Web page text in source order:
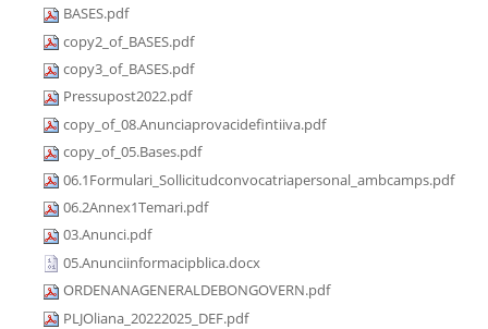
BASES.pdf
copy2_of_BASES.pdf
copy3_of_BASES.pdf
Pressupost2022.pdf
copy_of_08.Anunciaprovacidefintiiva.pdf
copy_of_05.Bases.pdf
06.1Formulari_Sollicitudconvocatriapersonal_ambcamps.pdf
06.2Annex1Temari.pdf
03.Anunci.pdf
05.Anunciinformacipblica.docx
ORDENANAGENERALDEBONGOVERN.pdf
PLJOliana_20222025_DEF.pdf